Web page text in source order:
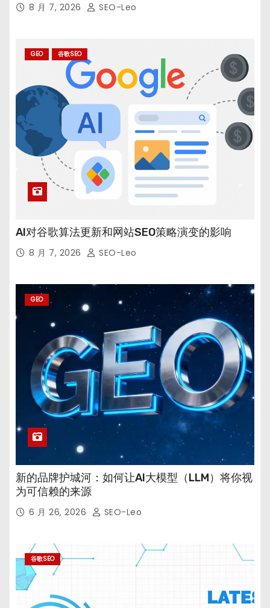
8 月 7, 2026 SEO-Leo
GEO 谷歌SEO
AI对谷歌算法更新和网站SEO策略演变的影响
8 月 7, 2026 SEO-Leo
GEO
新的品牌护城河：如何让AI大模型（LLM）将你视
为可信赖的来源
6 月 26, 2026 SEO-Leo
谷歌SEO